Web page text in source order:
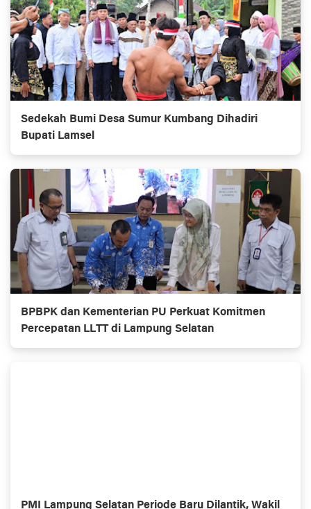
Sedekah Bumi Desa Sumur Kumbang Dihadiri
Bupati Lamsel
BPBPK dan Kementerian PU Perkuat Komitmen
Percepatan LLTT di Lampung Selatan
PMI Lampung Selatan Periode Baru Dilantik, Wakil